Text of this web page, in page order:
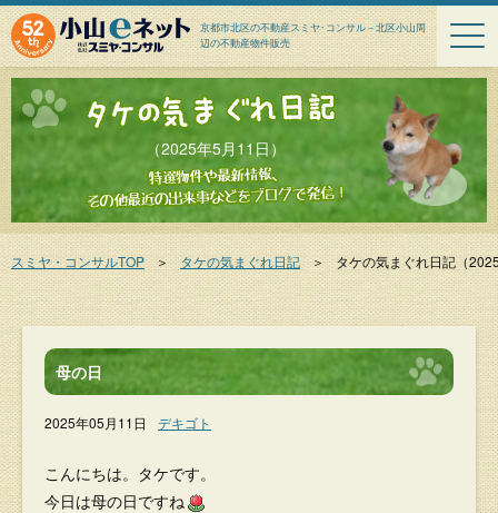
京都市北区の不動産スミヤ･コンサル－北区小山周
辺の不動産物件販売
（2025年5月11日）
スミヤ・コンサルTOP ＞ タケの気まぐれ日記 ＞ タケの気まぐれ日記 （
母の日
2025年05月11日 デキゴト
こんにちは。タケです。
今日は母の日ですね